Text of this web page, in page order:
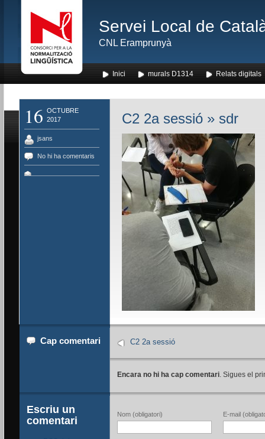
Servei Local de
CNL Eramprunyà
Inici murals D1314 Relats digitals
16 OCTUBRE
2017
jsans
No hi ha comentaris
C2 2a sessió» sdr
Cap comentari C2 2a sessió
Encara no hi ha cap comentari. Sigues el
Escriu un
comentari
Nom (obligatori) E-mail